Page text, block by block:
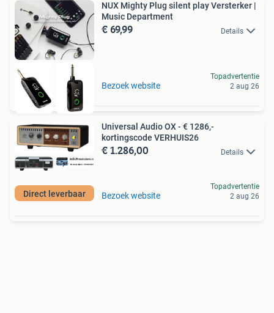
NUX Mighty Plug silent play Versterker |
Music Department
€ 69,99 Details
Bezoek website
Topadvertentie
2 aug 26
Direct leverbaar
Universal Audio OX - € 1286,-
kortingscode VERHUIS26
€ 1.286,00 Details
Bezoek website
Topadvertentie
2 aug 26